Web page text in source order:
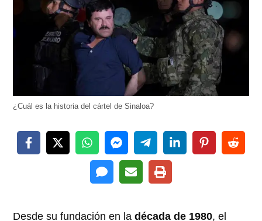
¿Cuál es la historia del cártel de Sinaloa?
Desde su fundación en ladécada de 1980, el